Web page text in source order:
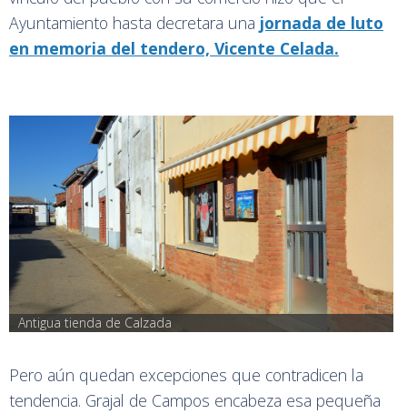
Ayuntamiento hasta decretara una jornada de luto
en memoria del tendero, Vicente Celada.
Antigua tienda de Calzada
Pero aún quedan excepciones que contradicen la
tendencia. Grajal de Campos encabeza esa pequeña